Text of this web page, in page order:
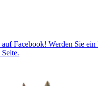
auf Facebook! Werden Sie ein